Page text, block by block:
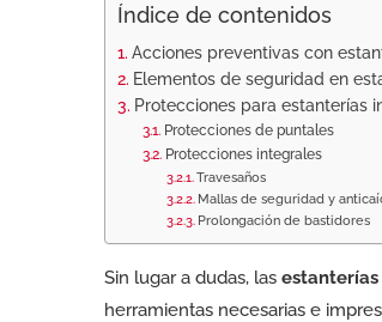
Índice de contenidos
Acciones preventivas con
Elementos de seguridad en
Protecciones para estanterías
Protecciones de puntales
Protecciones integrales
Travesaños
Mallas de seguridad y
Prolongación de bastidores
Sin lugar a dudas, las
herramientas necesarias e